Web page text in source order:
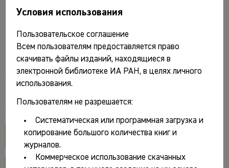
Мангазея. Материальная культура русских
полярных мореходов и землепроходцев
XVI–XVII вв. М.: Наука, 1981.152 с.
Файлы и ссылки
открыть PDF
Условия использования
Пользовательское соглашение
Всем пользователям предоставляется право
скачивать файлы изданий, находящиеся в
электронной библиотеке ИА РАН, в целях личного
использования.
Пользователям не разрешается:
Систематическая или программная загрузка и
копирование большого количества книг и
журналов.
Коммерческое использование скачанных